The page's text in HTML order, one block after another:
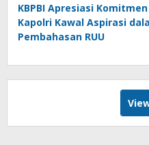
KBPBI Apresiasi Komitmen
Kapolri Kawal Aspirasi
Pembahasan RUU